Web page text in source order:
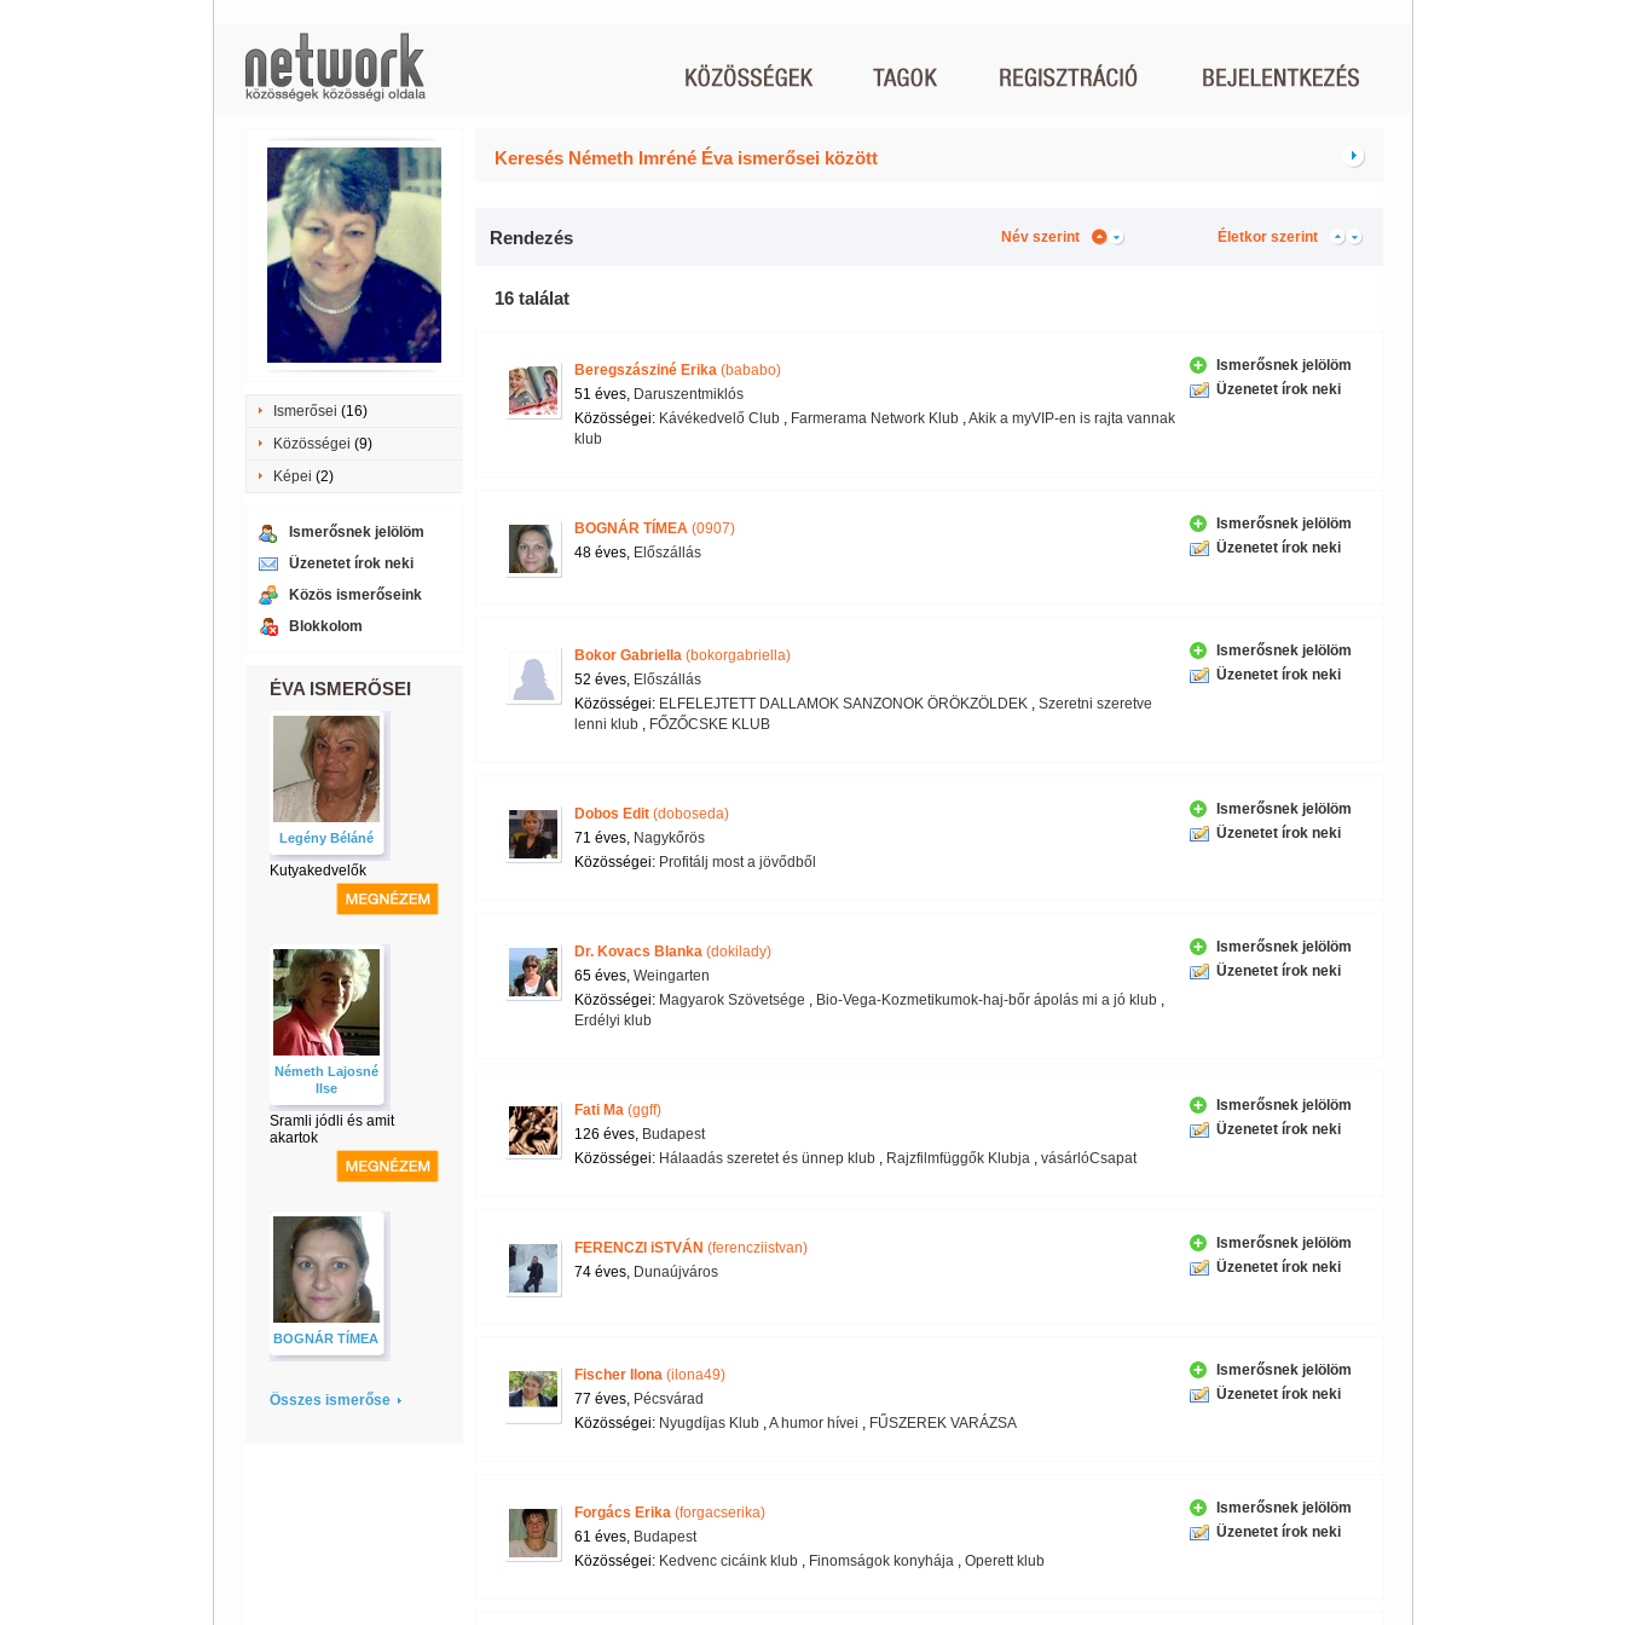
Ismerősei (16)
Közösségei (9)
Képei (2)
Ismerősnek jelölöm
Üzenetet írok neki
Közös ismerőseink
Blokkolom
ÉVA ISMERŐSEI
Legény Béláné
Kutyakedvelők
Németh Lajosné
Ilse
Sramli jódli és amit
akartok
BOGNÁR TÍMEA
Összes ismerőse
Keresés Németh Imréné Éva ismerősei között
Rendezés Név szerint Életkor szerint
16 találat
Beregszásziné Erika(bababo)
51 éves, Daruszentmiklós
Közösségei: Kávékedvelő Club, Farmerama Network Klub,Akik a myVIP-en is rajta vannak
klub
Ismerősnek jelölöm
Üzenetet írok neki
BOGNÁR TÍMEA(0907)
48 éves, Előszállás
Ismerősnek jelölöm
Üzenetet írok neki
Bokor Gabriella(bokorgabriella)
52 éves, Előszállás
Közösségei: ELFELEJTETT DALLAMOK SANZONOK ÖRÖKZÖLDEK, Szeretni szeretve
lenni klub, FŐZŐCSKE KLUB
Ismerősnek jelölöm
Üzenetet írok neki
Dobos Edit(doboseda)
71 éves, Nagykőrös
Közösségei: Profitálj most a jövődből
Ismerősnek jelölöm
Üzenetet írok neki
Dr. Kovacs Blanka(dokilady)
65 éves, Weingarten
Közösségei: Magyarok Szövetsége , Bio-Vega-Kozmetikumok-haj-bőr ápolás mi a jó klub,
Erdélyi klub
Ismerősnek jelölöm
Üzenetet írok neki
Fati Ma(ggff)
126 éves, Budapest
Közösségei: Hálaadás szeretet és ünnep klub, Rajzfilmfüggők Klubja, vásárlóCsapat
Ismerősnek jelölöm
Üzenetet írok neki
FERENCZI iSTVÁN (ferencziistvan)
74 éves, Dunaújváros
Ismerősnek jelölöm
Üzenetet írok neki
Fischer Ilona(ilona49)
77 éves, Pécsvárad
Közösségei: Nyugdíjas Klub,A humor hívei , FŰSZEREK VARÁZSA
Ismerősnek jelölöm
Üzenetet írok neki
Forgács Erika(forgacserika)
61 éves, Budapest
Közösségei: Kedvenc cicáink klub, Finomságok konyhája, Operett klub
Ismerősnek jelölöm
Üzenetet írok neki